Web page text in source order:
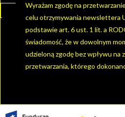
Wyrażam zgodę na
celu otrzymywania newslettera
podstawie art. 6 ust. 1 lit. a
świadomość, że w dowolnym
udzieloną zgodę bez wpływu na
przetwarzania, którego